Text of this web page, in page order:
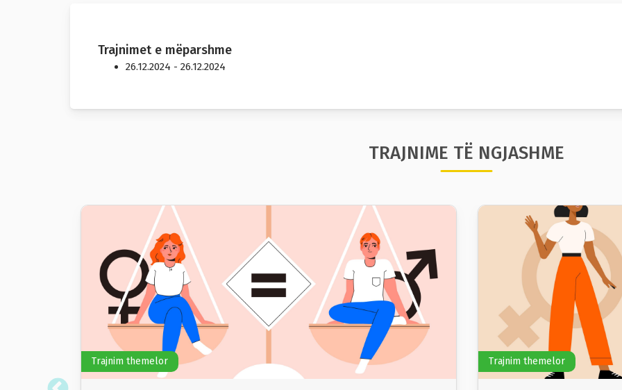
Trajnimet e mëparshme
26.12.2024 - 26.12.2024
TRAJNIME TË NGJASHME
Trajnim themelor Trajnim themelor